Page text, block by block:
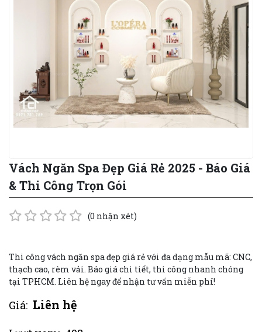
Vách Ngăn Spa Đẹp Giá Rẻ 2025 - Báo Giá
& Thi Công Trọn Gói
(0 nhận xét)
Thi công vách ngăn spa đẹp giá rẻ với đa dạng mẫu mã: CNC,
thạch cao, rèm vải. Báo giá chi tiết, thi công nhanh chóng
tại TPHCM. Liên hệ ngay để nhận tư vấn miễn phí!
Giá: Liên hệ